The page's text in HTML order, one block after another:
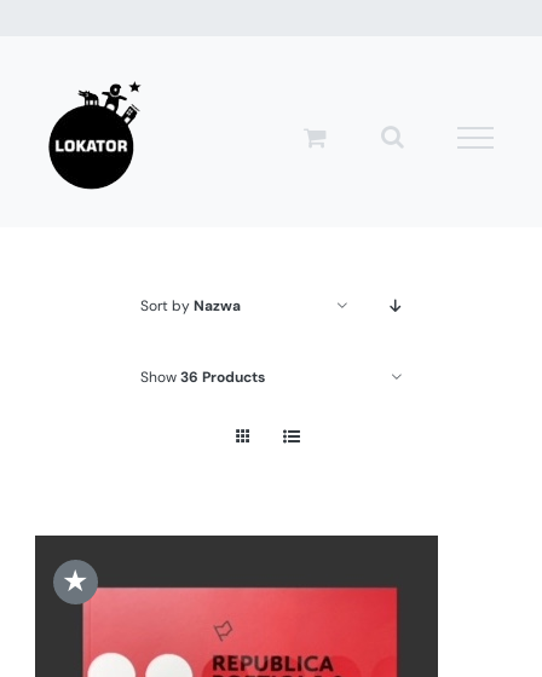
zawartości
Sort byNazwa
Show36 Products
★